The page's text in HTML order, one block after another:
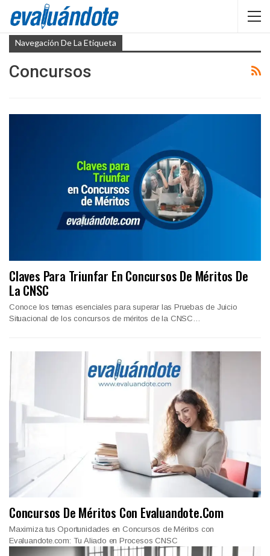
Navegación De La Etiqueta
Concursos
Claves Para Triunfar En Concursos De Méritos De
La CNSC
Conoce los temas esenciales para superar las Pruebas de Juicio
Situacional de los concursos de méritos de la CNSC…
Concursos De Méritos Con Evaluandote.com
Maximiza tus Oportunidades en Concursos de Méritos con
Evaluandote.com: Tu Aliado en Procesos CNSC